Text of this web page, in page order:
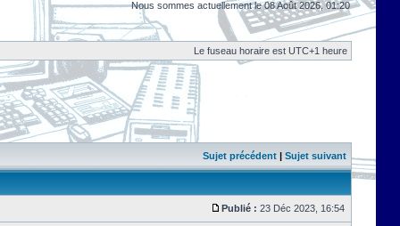
Nous sommes actuellement le 08 Août 2026, 01:20
Le fuseau horaire est UTC+1 heure
Sujet précédent | Sujet suivant
Publié : 23 Déc 2023, 16:54